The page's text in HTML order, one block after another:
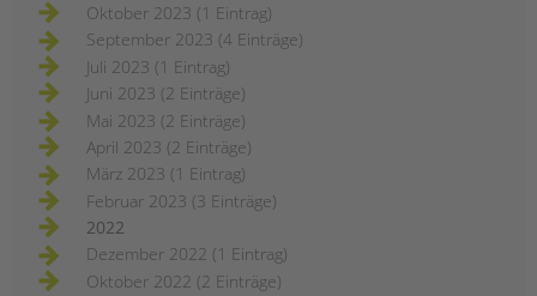
Oktober 2023 (1 Eintrag)
September 2023 (4 Einträge)
Juli 2023 (1 Eintrag)
Juni 2023 (2 Einträge)
Mai 2023 (2 Einträge)
April 2023 (2 Einträge)
März 2023 (1 Eintrag)
Februar 2023 (3 Einträge)
2022
Dezember 2022 (1 Eintrag)
Oktober 2022 (2 Einträge)